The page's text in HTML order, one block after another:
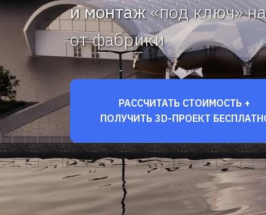
и монтаж«под ключ»
от фабрики
РАССЧИТАТЬ СТОИМОСТЬ +
ПОЛУЧИТЬ 3D-ПРОЕКТ